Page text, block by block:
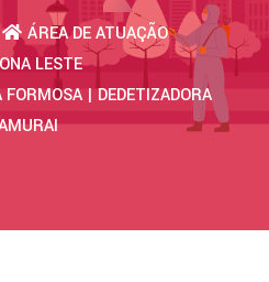
ÁREA DE ATUAÇÃO
LESTE
| DEDETIZADORA